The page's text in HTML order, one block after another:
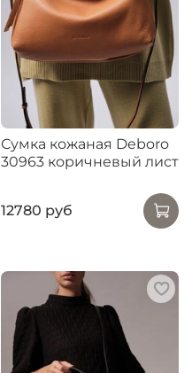
Сумка кожаная Deboro
30963 коричневый лист
12780 руб